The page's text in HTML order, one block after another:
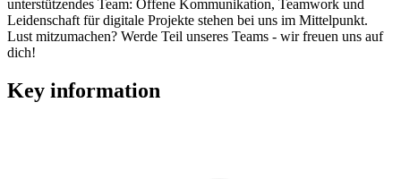
unterstützendes Team: Offene Kommunikation, Teamwork und
Leidenschaft für digitale Projekte stehen bei uns im Mittelpunkt.
Lust mitzumachen? Werde Teil unseres Teams - wir freuen uns auf
dich!
Key information